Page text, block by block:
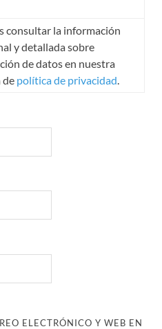
consultar la información
y detallada sobre
de datos en nuestra
de política de privacidad.
ELECTRÓNICO Y WEB EN